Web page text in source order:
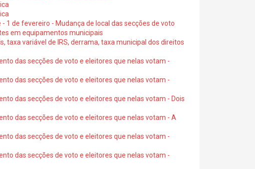
1 de fevereiro - Mudança de local das secções de voto
em equipamentos municipais
taxa variável de IRS, derrama, taxa municipal dos direitos
das secções de voto e eleitores que nelas votam -
das secções de voto e eleitores que nelas votam -
das secções de voto e eleitores que nelas votam - Dois
das secções de voto e eleitores que nelas votam - A
das secções de voto e eleitores que nelas votam -
das secções de voto e eleitores que nelas votam -